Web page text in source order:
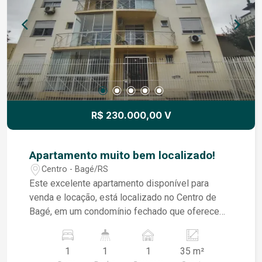
R$ 230.000,00 V
Apartamento muito bem localizado!
Centro - Bagé/RS
Este excelente apartamento disponível para
venda e locação, está localizado no Centro de
Bagé, em um condomínio fechado que oferece
segurança, conforto e praticidade para o dia a dia.
O imóvel possui um ambiente integrado entre
1 1 1 35 m²